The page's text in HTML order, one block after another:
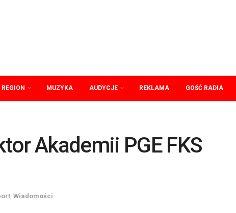
REGION MUZYKA AUDYCJE REKLAMA GOŚĆ RADIA
Akademii PGE FKS
Wiadomości